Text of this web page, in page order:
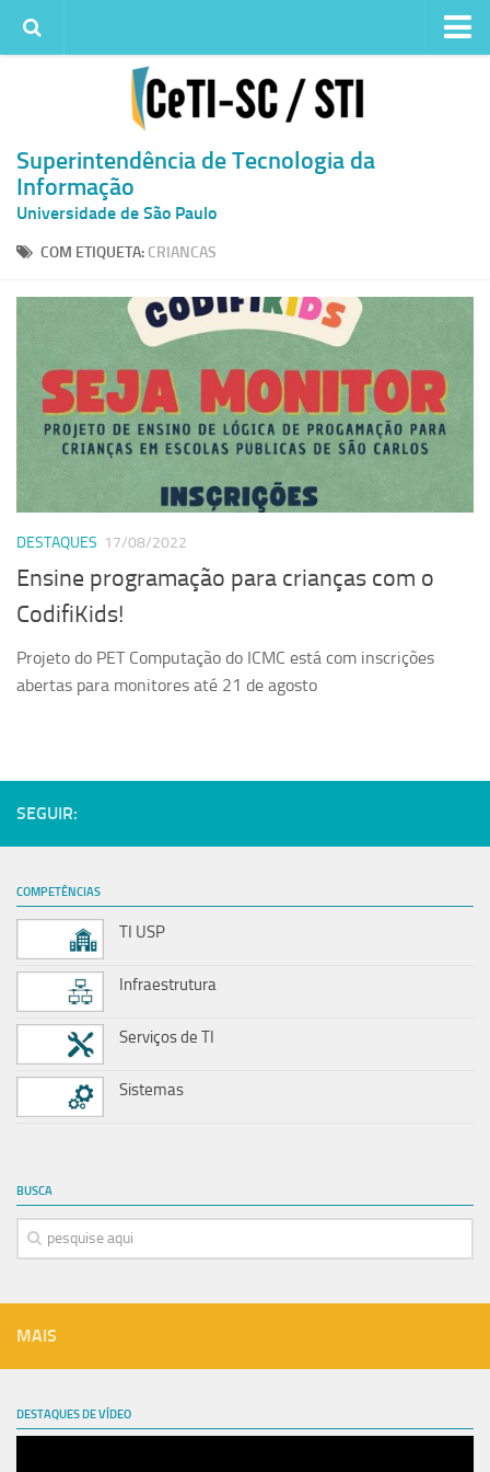
Quem somos
Histórico
Metas e ações
Superintendência de TI
Atendimento
Solicitar um serviço
Atendimento ao Usuário
Serviços
Reserva de espaços físicos
Competências
Superintendência de Tecnologia da
Informação
Universidade de São Paulo
COM ETIQUETA: CRIANCAS
DESTAQUES 17/08/2022
Ensine programação para crianças com o
CodifiKids!
Projeto do PET Computação do ICMC está com inscrições
abertas para monitores até 21 de agosto
SEGUIR:
COMPETÊNCIAS
TI USP
Infraestrutura
Serviços de TI
Sistemas
BUSCA
MAIS
DESTAQUES DE VÍDEO